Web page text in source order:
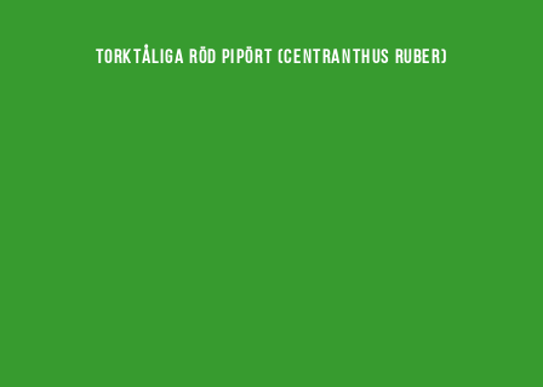
Torktåliga röd pipört (Centranthus ruber)